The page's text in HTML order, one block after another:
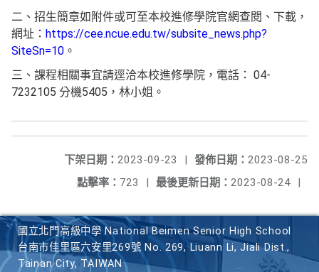
二、招生簡章如附件或可至本校進修學院官網查閱、下載，
網址： https://cee.ncue.edu.tw/subsite_news.php?
SiteSn=10 。
三、課程相關事宜請逕洽本校進修學院，電話： 04-
7232105 分機5405，林小姐。
發佈日期： 2023-08-25
下架日期： 2023-09-23
|
最後更新日期： 2023-08-24 |
點擊率： 723 |
國立北門高級中學 National Beimen Senior High School
台南市佳里區六安里269號 No. 269, Liuann Li, Jiali Dist.,
Tainan City, TAIWAN